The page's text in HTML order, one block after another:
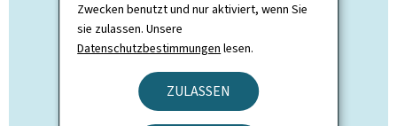
Zwecken benutzt und nur aktiviert, wenn Sie
sie zulassen. Unsere
Datenschutzbestimmungen lesen.
ZULASSEN